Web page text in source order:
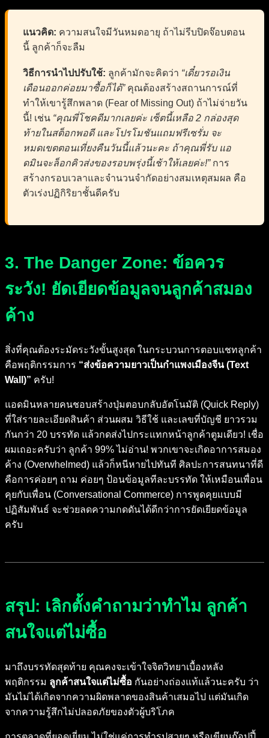
แนวคิด: ความสนใจมีวันหมดอายุ ถ้าไม่รีบปิดจ๊อบตอน
นี้ ลูกค้าก็จะลืม
วิธีการนำไปปรับใช้: ลูกค้ามักจะคิดว่า “เดี๋ยวรอเงิน
เดือนออกค่อยมาซื้อก็ได้”คุณต้องสร้างสถานการณ์ที่
ทำให้เขารู้สึกพลาด (Fear of Missing Out) ถ้าไม่จ่ายวัน
นี้! เช่น “คุณพี่โชคดีมากเลยค่ะ เซ็ตนี้เหลือ 2 กล่องสุด
ท้ายในสต็อกพอดี และโปรโมชันแถมฟรีเซรั่ม จะ
หมดเขตตอนเที่ยงคืนวันนี้แล้วนะคะ ถ้าคุณพี่รับ แอ
ดมินจะล็อกคิวส่งของรอบพรุ่งนี้เช้าให้เลยค่ะ!”การ
สร้างกรอบเวลาและจำนวนจำกัดอย่างสมเหตุสมผล คือ
ตัวเร่งปฏิกิริยาชั้นดีครับ
3. The Danger Zone: ข้อควร
ระวัง! ยัดเยียดข้อมูลจนลูกค้าสมอง
ค้าง
สิ่งที่คุณต้องระมัดระวังขั้นสูงสุด ในกระบวนการตอบแชทลูกค้า
คือพฤติกรรมการ “ส่งข้อความยาวเป็นกำแพงเมืองจีน (Text
Wall)” ครับ!
แอดมินหลายคนชอบสร้างปุ่มตอบกลับอัตโนมัติ (Quick Reply)
ที่ใส่รายละเอียดสินค้า ส่วนผสม วิธีใช้ และเลขที่บัญชี ยาวรวม
กันกว่า 20 บรรทัด แล้วกดส่งไปกระแทกหน้าลูกค้าตูมเดียว! เชื่อ
ผมเถอะครับว่า ลูกค้า 99% ไม่อ่าน! พวกเขาจะเกิดอาการสมอง
ค้าง (Overwhelmed) แล้วก็หนีหายไปทันที ศิลปะการสนทนาที่ดี
คือการค่อยๆ ถาม ค่อยๆ ป้อนข้อมูลทีละบรรทัด ให้เหมือนเพื่อน
คุยกับเพื่อน (Conversational Commerce) การพูดคุยแบบมี
ปฏิสัมพันธ์ จะช่วยลดความกดดันได้ดีกว่าการยัดเยียดข้อมูล
ครับ
สรุป: เลิกตั้งคำถามว่าทำไม ลูกค้า
สนใจแต่ไม่ซื้อ
มาถึงบรรทัดสุดท้าย คุณคงจะเข้าใจจิตวิทยาเบื้องหลัง
พฤติกรรม ลูกค้าสนใจแต่ไม่ซื้อ กันอย่างถ่องแท้แล้วนะครับ ว่า
มันไม่ได้เกิดจากความผิดพลาดของสินค้าเสมอไป แต่มันเกิด
จากความรู้สึกไม่ปลอดภัยของตัวผู้บริโภค